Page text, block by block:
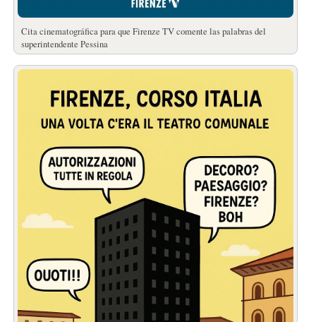
Cita cinematográfica para que Firenze TV comente las palabras del
superintendente Pessina